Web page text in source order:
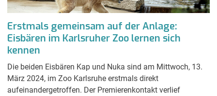
Erstmals gemeinsam auf der Anlage:
Eisbären im Karlsruher Zoo lernen sich
kennen
Die beiden Eisbären Kap und Nuka sind am Mittwoch, 13.
März 2024, im Zoo Karlsruhe erstmals direkt
aufeinandergetroffen. Der Premierenkontakt verlief